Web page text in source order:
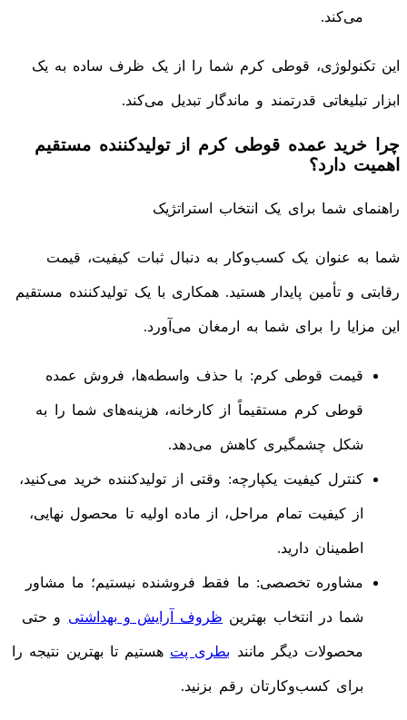
می‌کند.
این تکنولوژی، قوطی کرم شما را از یک ظرف ساده به یک
ابزار تبلیغاتی قدرتمند و ماندگار تبدیل می‌کند.
چرا خرید عمده قوطی کرم از تولیدکننده مستقیم
اهمیت دارد؟
راهنمای شما برای یک انتخاب استراتژیک
شما به عنوان یک کسب‌وکار به دنبال ثبات کیفیت، قیمت
رقابتی و تأمین پایدار هستید. همکاری با یک تولیدکننده مستقیم
این مزایا را برای شما به ارمغان می‌آورد.
قیمت قوطی کرم: با حذف واسطه‌ها، فروش عمده
قوطی کرم مستقیماً از کارخانه، هزینه‌های شما را به
شکل چشمگیری کاهش می‌دهد.
کنترل کیفیت یکپارچه: وقتی از تولیدکننده خرید می‌کنید،
از کیفیت تمام مراحل، از ماده اولیه تا محصول نهایی،
اطمینان دارید.
مشاوره تخصصی: ما فقط فروشنده نیستیم؛ ما مشاور
شما در انتخاب بهترین ظروف آرایش و بهداشتی و حتی
محصولات دیگر مانند بطری پت هستیم تا بهترین نتیجه را
برای کسب‌وکارتان رقم بزنید.